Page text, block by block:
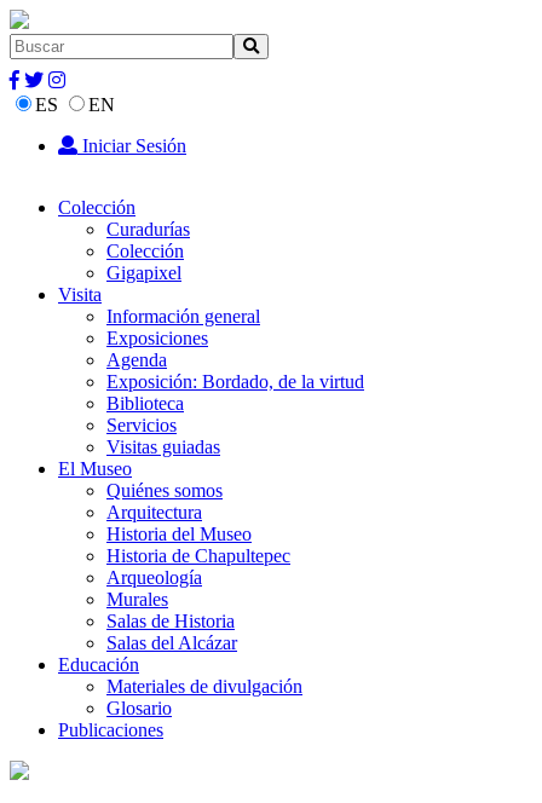
ES
EN
Iniciar Sesión
Colección
Curadurías
Colección
Gigapixel
Visita
Información general
Exposiciones
Agenda
Exposición: Bordado, de la virtud
Biblioteca
Servicios
Visitas guiadas
El Museo
Quiénes somos
Arquitectura
Historia del Museo
Historia de Chapultepec
Arqueología
Murales
Salas de Historia
Salas del Alcázar
Educación
Materiales de divulgación
Glosario
Publicaciones